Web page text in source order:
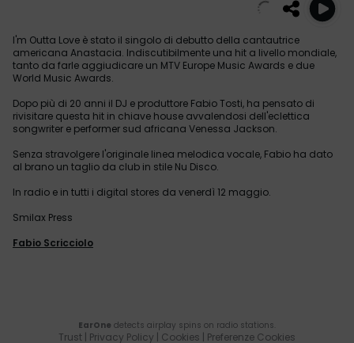
I'm Outta Love è stato il singolo di debutto della cantautrice
americana Anastacia. Indiscutibilmente una hit a livello mondiale,
tanto da farle aggiudicare un MTV Europe Music Awards e due
World Music Awards.
Dopo più di 20 anni il DJ e produttore Fabio Tosti, ha pensato di
rivisitare questa hit in chiave house avvalendosi dell'eclettica
songwriter e performer sud africana Venessa Jackson.
Senza stravolgere l'originale linea melodica vocale, Fabio ha dato
al brano un taglio da club in stile Nu Disco.
In radio e in tutti i digital stores da venerdì 12 maggio.
Smilax Press
Fabio Scricciolo
EarOne detects airplay spins on radio stations.
Trust Privacy Policy Cookies Preferenze Cookies